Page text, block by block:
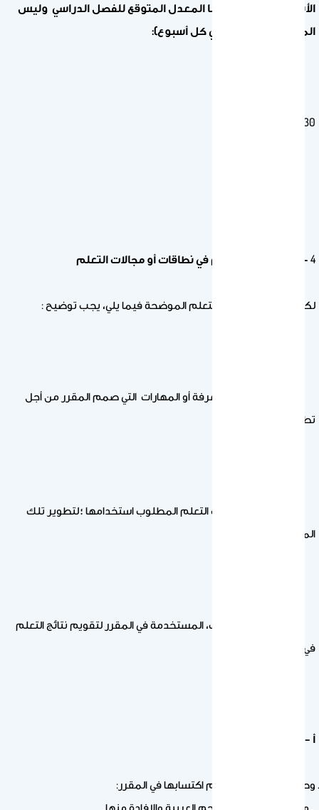
الأسبوع ( المطلوب هنا المعدل المتوقع للفصل الدراسي وليس
المتطلبات المحددة في كل أسبوع):
30 ساعة
4 – تطوير نتائج التعلم في نطاقات أو مجالات التعلم
لكل مجال من مجالات التعلم الموضحة فيما يلي، يجب توضيح :
- ملخص موجز للمعرفة أو المهارات التي صمم المقرر من أجل
تطويرها.
- وصف إستراتيجيات التعلم المطلوب استخدامها ؛لتطوير تلك
المعرفة أو المهارات.
- طرق تقويم الطالب، المستخدمة في المقرر لتقويم نتائج التعلم
في المجال المعني.
أ – المـــــــــــعــرفـــة
وصف المعرفة التي سيتم اكتسابها في المقرر:
ـ معرفة استخدام المعاجم العربية والإفادة منها.